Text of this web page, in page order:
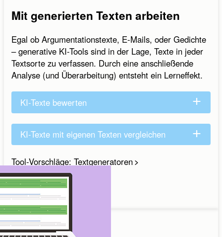
Mit generierten Texten arbeiten
Egal ob Argumentationstexte, E-Mails, oder Gedichte
– generative KI-Tools sind in der Lage, Texte in jeder
Textsorte zu verfassen. Durch eine anschließende
Analyse (und Überarbeitung) entsteht ein Lerneffekt.
KI-Texte bewerten
KI-Texte mit eigenen Texten vergleichen
Tool-Vorschläge: Textgeneratoren
Schreiben